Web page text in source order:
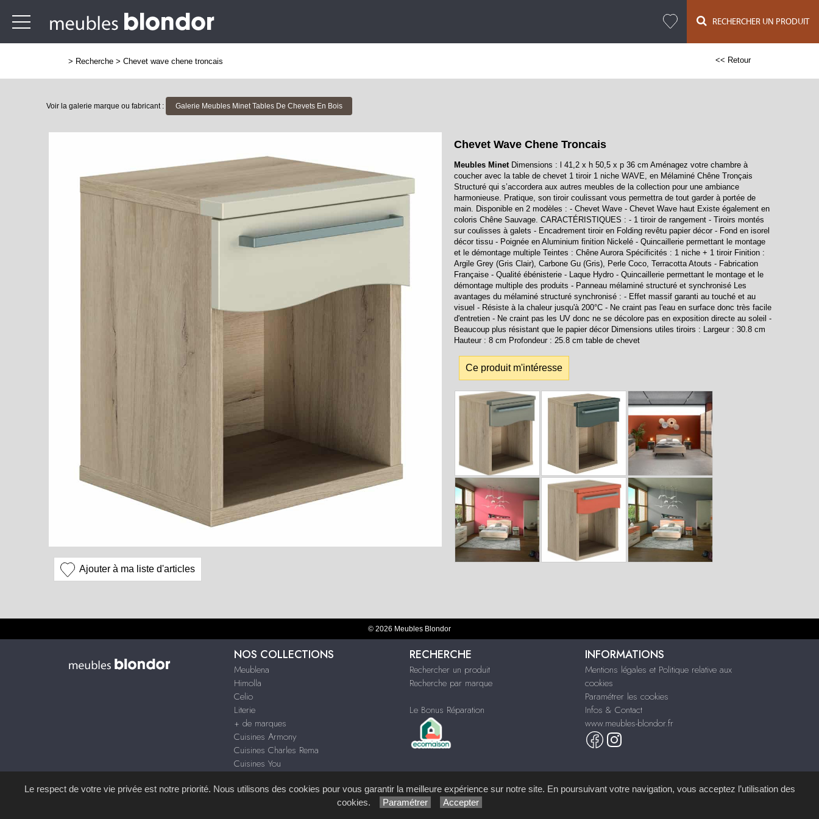
RECHERCHER UN PRODUIT
> Recherche > Chevet wave chene troncais << Retour
Voir la galerie marque ou fabricant : Galerie Meubles Minet Tables De Chevets En Bois
Ajouter à ma liste d'articles
Chevet Wave Chene Troncais
Meubles MinetDimensions : l 41,2 x h 50,5 x p 36 cm Aménagez votre chambre à
coucher avec la table de chevet 1 tiroir 1 niche WAVE, en Mélaminé Chêne Tronçais
Structuré qui s’accordera aux autres meubles de la collection pour une ambiance
harmonieuse. Pratique, son tiroir coulissant vous permettra de tout garder à portée de
main. Disponible en 2 modèles : - Chevet Wave - Chevet Wave haut Existe également en
coloris Chêne Sauvage. CARACTÉRISTIQUES : - 1 tiroir de rangement - Tiroirs montés
sur coulisses à galets - Encadrement tiroir en Folding revêtu papier décor - Fond en isorel
décor tissu - Poignée en Aluminium finition Nickelé - Quincaillerie permettant le montage
et le démontage multiple Teintes : Chêne Aurora Spécificités : 1 niche + 1 tiroir Finition :
Argile Grey (Gris Clair), Carbone Gu (Gris), Perle Coco, Terracotta Atouts - Fabrication
Française - Qualité ébénisterie - Laque Hydro - Quincaillerie permettant le montage et le
démontage multiple des produits - Panneau mélaminé structuré et synchronisé Les
avantages du mélaminé structuré synchronisé : - Effet massif garanti au touché et au
visuel - Résiste à la chaleur jusqu'à 200°C - Ne craint pas l'eau en surface donc très facile
d'entretien - Ne craint pas les UV donc ne se décolore pas en exposition directe au soleil -
Beaucoup plus résistant que le papier décor Dimensions utiles tiroirs : Largeur : 30.8 cm
Hauteur : 8 cm Profondeur : 25.8 cm table de chevet
Ce produit m'intéresse
© 2026 Meubles Blondor
NOS COLLECTIONS
Meublena
Himolla
Celio
Literie
+ de marques
Cuisines Armony
Cuisines Charles Rema
Cuisines You
RECHERCHE
Rechercher un produit
Recherche par marque
Le Bonus Réparation
INFORMATIONS
Mentions légales et Politique relative aux
cookies
Paramétrer les cookies
Infos & Contact
www.meubles-blondor.fr
Système de Gestion de Contenu (SGC)imagenia, créé et développé en France par
Le respect de votre vie privée est notre priorité. Nous utilisons des cookies pour vous garantir la meilleure expérience sur notre site. En poursuivant votre navigation, vous acceptez l’utilisation des
cookies.
Paramétrer Accepter